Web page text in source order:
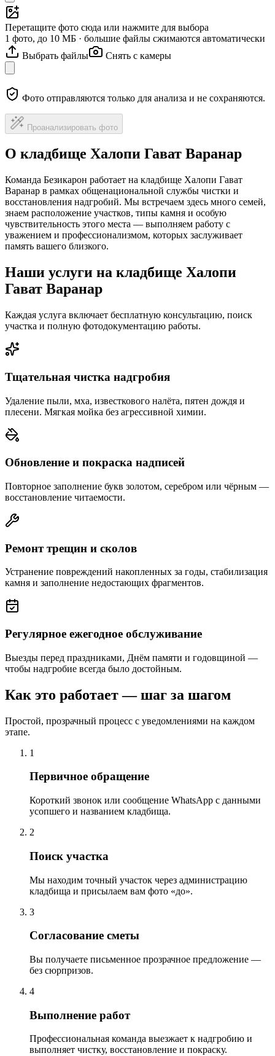
Перетащите фото сюда или нажмите для выбора
1 фото, до 10 МБ · большие файлы сжимаются автоматически
Выбрать файлы
Снять с камеры
Фото отправляются только для анализа и не сохраняются.
Проанализировать фото
О кладбище Халопи Гават Варанар
Команда Безикарон работает на кладбище Халопи Гават
Варанар в рамках общенациональной службы чистки и
восстановления надгробий. Мы встречаем здесь много семей,
знаем расположение участков, типы камня и особую
чувствительность этого места — выполняем работу с
уважением и профессионализмом, которых заслуживает
память вашего близкого.
Наши услуги на кладбище Халопи
Гават Варанар
Каждая услуга включает бесплатную консультацию, поиск
участка и полную фотодокументацию работы.
Тщательная чистка надгробия
Удаление пыли, мха, известкового налёта, пятен дождя и
плесени. Мягкая мойка без агрессивной химии.
Обновление и покраска надписей
Повторное заполнение букв золотом, серебром или чёрным —
восстановление читаемости.
Ремонт трещин и сколов
Устранение повреждений накопленных за годы, стабилизация
камня и заполнение недостающих фрагментов.
Регулярное ежегодное обслуживание
Выезды перед праздниками, Днём памяти и годовщиной —
чтобы надгробие всегда было достойным.
Как это работает — шаг за шагом
Простой, прозрачный процесс с уведомлениями на каждом
этапе.
1
Первичное обращение
Короткий звонок или сообщение WhatsApp с данными
усопшего и названием кладбища.
2
Поиск участка
Мы находим точный участок через администрацию
кладбища и присылаем вам фото «до».
3
Согласование сметы
Вы получаете письменное прозрачное предложение —
без сюрпризов.
4
Выполнение работ
Профессиональная команда выезжает к надгробию и
выполняет чистку, восстановление и покраску.